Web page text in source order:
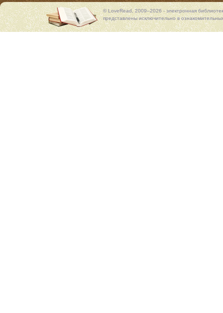
© LoveRead, 2009–2026 - электронная
представлены исключительно в